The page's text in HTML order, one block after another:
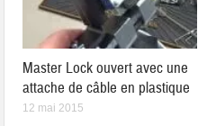
Master Lock ouvert avec une
attache de câble en plastique
12 mai 2015